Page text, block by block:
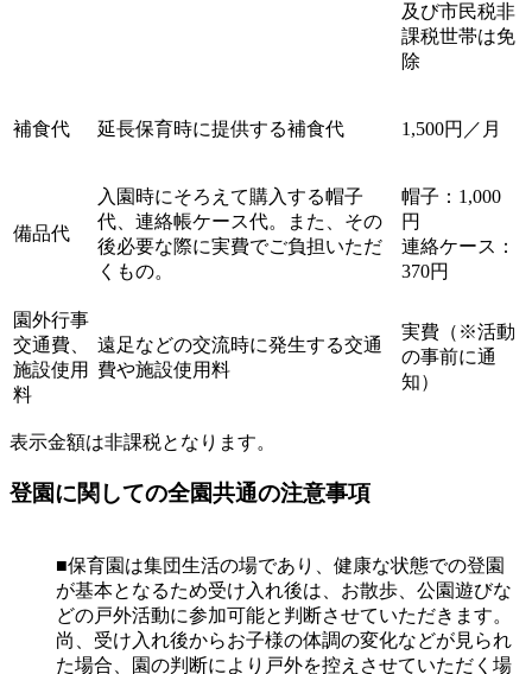
及び市民税非
課税世帯は免
除
補食代 延長保育時に提供する補食代 1,500円／月
備品代
入園時にそろえて購入する帽子
代、連絡帳ケース代。また、その
後必要な際に実費でご負担いただ
くもの。
帽子：1,000
円
連絡ケース：
370円
園外行事
交通費、
施設使用
料
遠足などの交流時に発生する交通
費や施設使用料
実費（※活動
の事前に通
知）
表示金額は非課税となります。
登園に関しての全園共通の注意事項
■保育園は集団生活の場であり、健康な状態での登園
が基本となるため受け入れ後は、お散歩、公園遊びな
どの戸外活動に参加可能と判断させていただきます。
尚、受け入れ後からお子様の体調の変化などが見られ
た場合、園の判断により戸外を控えさせていただく場